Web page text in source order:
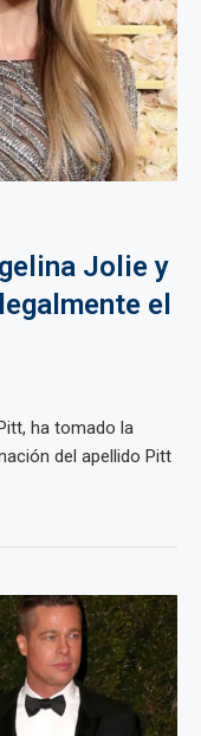
Jolie y
el
ha tomado la
del apellido Pitt